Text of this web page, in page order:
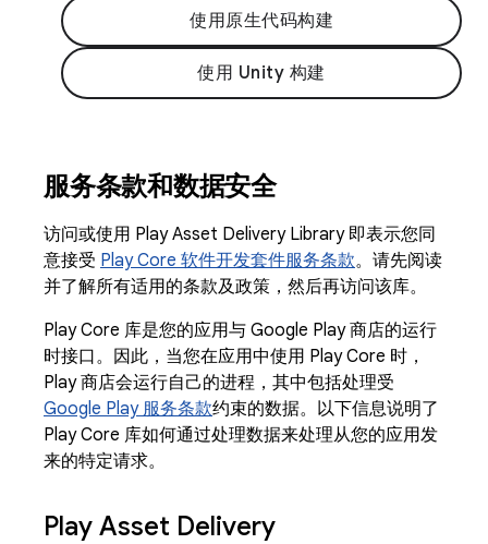
使用原生代码构建
使用 Unity 构建
服务条款和数据安全
访问或使用 Play Asset Delivery Library 即表示您同
意接受 Play Core 软件开发套件服务条款。请先阅读
并了解所有适用的条款及政策，然后再访问该库。
Play Core 库是您的应用与 Google Play 商店的运行
时接口。因此，当您在应用中使用 Play Core 时，
Play 商店会运行自己的进程，其中包括处理受
Google Play 服务条款约束的数据。以下信息说明了
Play Core 库如何通过处理数据来处理从您的应用发
来的特定请求。
Play Asset Delivery